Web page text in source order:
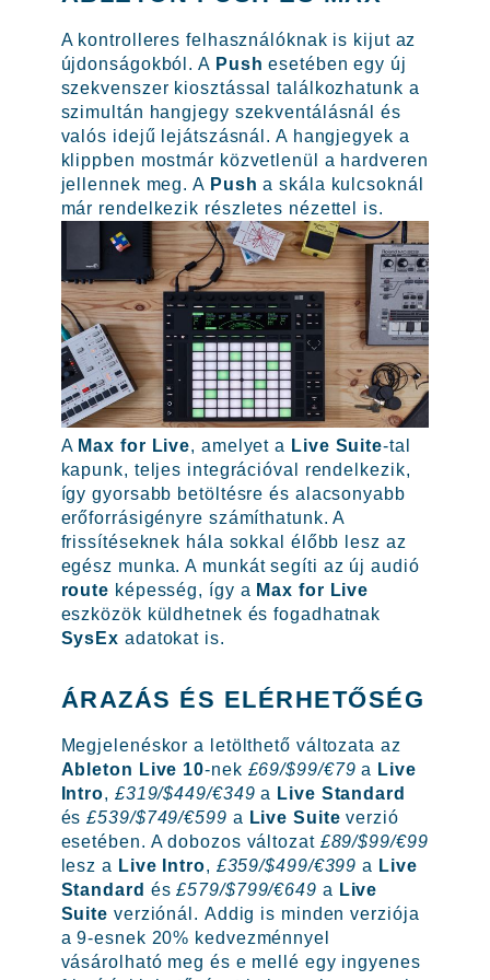
A kontrolleres felhasználóknak is kijut az
újdonságokból. A Push esetében egy új
szekvenszer kiosztással találkozhatunk a
szimultán hangjegy szekventálásnál és
valós idejű lejátszásnál. A hangjegyek a
klippben mostmár közvetlenül a hardveren
jellennek meg. A Push a skála kulcsoknál
már rendelkezik részletes nézettel is.
A Max for Live, amelyet a Live Suite-tal
kapunk, teljes integrációval rendelkezik,
így gyorsabb betöltésre és alacsonyabb
erőforrásigényre számíthatunk. A
frissítéseknek hála sokkal élőbb lesz az
egész munka. A munkát segíti az új audió
route képesség, így a Max for Live
eszközök küldhetnek és fogadhatnak
SysEx adatokat is.
ÁRAZÁS ÉS ELÉRHETŐSÉG
Megjelenéskor a letölthető változata az
Ableton Live 10-nek £69/$99/€79 a Live
Intro, £319/$449/€349 a Live Standard
és£539/$749/€599 a Live Suite verzió
esetében. A dobozos változat£89/$99/€99
lesz a Live Intro, £359/$499/€399 a Live
Standard és£579/$799/€649 a Live
Suite verziónál. Addig is minden verziója
a 9-esnek 20% kedvezménnyel
vásárolható meg és e mellé egy ingyenes